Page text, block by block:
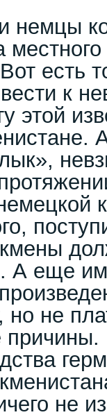
немцы
есть
к
этой
А еще
но не
не